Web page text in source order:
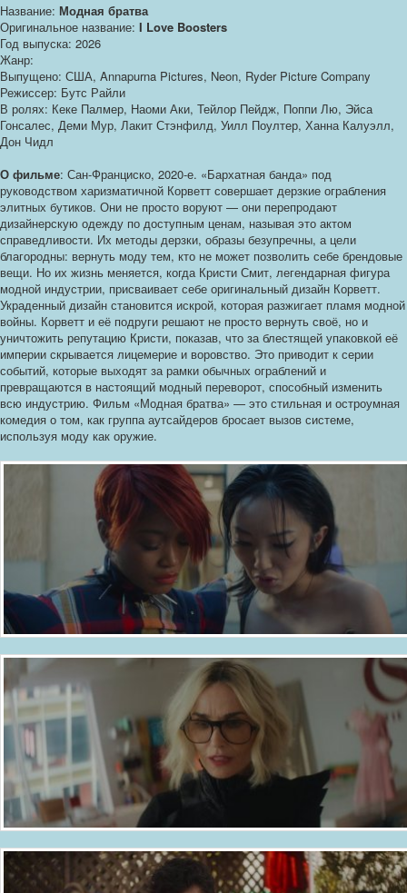
Название: Модная братва
Оригинальное название: I Love Boosters
Год выпуска: 2026
Жанр:
Выпущено: США, Annapurna Pictures, Neon, Ryder Picture Company
Режиссер: Бутс Райли
В ролях: Кеке Палмер, Наоми Аки, Тейлор Пейдж, Поппи Лю, Эйса
Гонсалес, Деми Мур, Лакит Стэнфилд, Уилл Поултер, Ханна Калуэлл,
Дон Чидл
О фильме: Сан-Франциско, 2020-е. «Бархатная банда» под
руководством харизматичной Корветт совершает дерзкие ограбления
элитных бутиков. Они не просто воруют — они перепродают
дизайнерскую одежду по доступным ценам, называя это актом
справедливости. Их методы дерзки, образы безупречны, а цели
благородны: вернуть моду тем, кто не может позволить себе брендовые
вещи. Но их жизнь меняется, когда Кристи Смит, легендарная фигура
модной индустрии, присваивает себе оригинальный дизайн Корветт.
Украденный дизайн становится искрой, которая разжигает пламя модной
войны. Корветт и её подруги решают не просто вернуть своё, но и
уничтожить репутацию Кристи, показав, что за блестящей упаковкой её
империи скрывается лицемерие и воровство. Это приводит к серии
событий, которые выходят за рамки обычных ограблений и
превращаются в настоящий модный переворот, способный изменить
всю индустрию. Фильм «Модная братва» — это стильная и остроумная
комедия о том, как группа аутсайдеров бросает вызов системе,
используя моду как оружие.